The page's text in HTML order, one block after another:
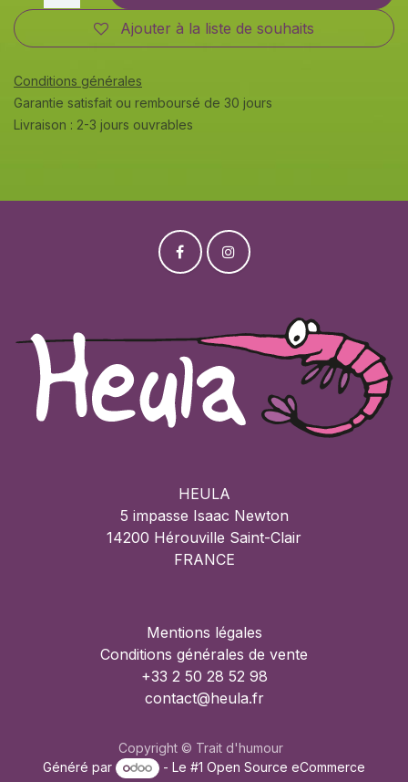
Ajouter à la liste de souhaits
Conditions générales
Garantie satisfait ou remboursé de 30 jours
Livraison : 2-3 jours ouvrables
HEULA
5 impasse Isaac Newton
14200 Hérouville Saint-Clair
FRANCE
Mentions légales
Conditions générales de vente
+33 2 50 28 52 98
contact@heula.fr
Copyright © Trait d'humour
Généré par
- Le #1Open Source eCommerce